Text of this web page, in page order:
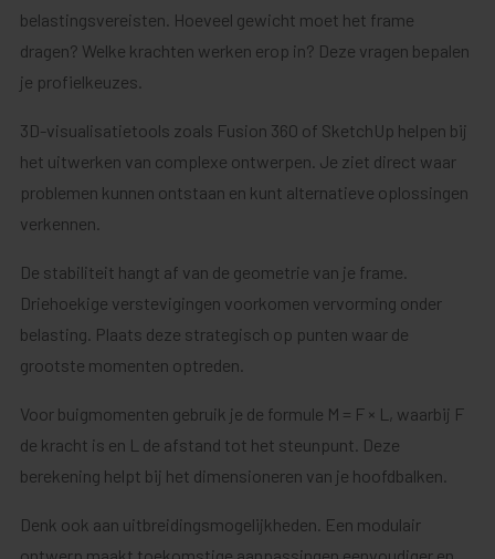
belastingsvereisten. Hoeveel gewicht moet het frame
dragen? Welke krachten werken erop in? Deze vragen bepalen
je profielkeuzes.
3D-visualisatietools zoals Fusion 360 of SketchUp helpen bij
het uitwerken van complexe ontwerpen. Je ziet direct waar
problemen kunnen ontstaan en kunt alternatieve oplossingen
verkennen.
De stabiliteit hangt af van de geometrie van je frame.
Driehoekige verstevigingen voorkomen vervorming onder
belasting. Plaats deze strategisch op punten waar de
grootste momenten optreden.
Voor buigmomenten gebruik je de formule M = F × L, waarbij F
de kracht is en L de afstand tot het steunpunt. Deze
berekening helpt bij het dimensioneren van je hoofdbalken.
Denk ook aan uitbreidingsmogelijkheden. Een modulair